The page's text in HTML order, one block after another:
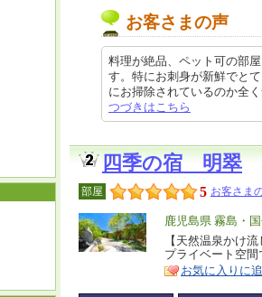
お客さまの声
料理が絶品、ペット可の部
す。特にお刺身が新鮮でと
にお掃除されているのか全
つづきはこちら
四季の宿 明翠
部屋 5 お客さま
エ
リ
ア
鹿児島県 霧島・
特
徴
【天然温泉かけ
プライベート空
お気に入りに